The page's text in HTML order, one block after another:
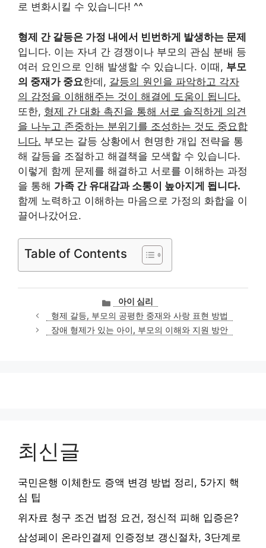
로 변화시킬 수 있습니다! ^^
형제 간 갈등은 가정 내에서 빈번하게 발생하는 문제
입니다. 이는 자녀 간 경쟁이나 부모의 관심 분배 등
여러 요인으로 인해 발생할 수 있습니다. 이때, 부모
의 중재가 중요한데, 갈등의 원인을 파악하고 각자
의 감정을 이해해주는 것이 해결에 도움이 됩니다.
또한, 형제 간 대화 촉진을 통해 서로 솔직하게 의견
을 나누고 존중하는 분위기를 조성하는 것도 중요합
니다. 부모는 갈등 상황에서 현명한 개입 전략을 통
해 갈등을 조절하고 해결책을 모색할 수 있습니다.
이렇게 함께 문제를 해결하고 서로를 이해하는 과정
을 통해 가족 간 유대감과 소통이 높아지게 됩니다.
함께 노력하고 이해하는 마음으로 가정의 화합을 이
끌어나갔어요.
Table of Contents
카
테
고
리
아이 심리
형제 갈등, 부모의 공평한 중재와 사랑 표현 방법
장애 형제가 있는 아이, 부모의 이해와 지원 방안
최신글
국민은행 이체한도 증액 변경 방법 정리, 5가지 핵
심 팁
위자료 청구 조건 법정 요건, 정신적 피해 입증은?
삼성페이 온라인결제 인증정보 갱신절차, 3단계로